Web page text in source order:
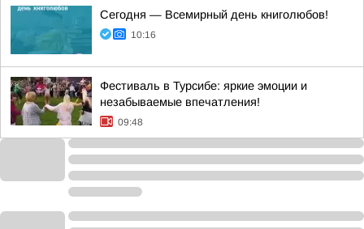
Сегодня — Всемирный день книголюбов!
10:16
Фестиваль в Турсибе: яркие эмоции и
незабываемые впечатления!
09:48